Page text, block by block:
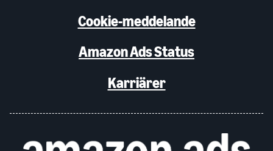
Cookie-meddelande
Amazon Ads Status
Karriärer